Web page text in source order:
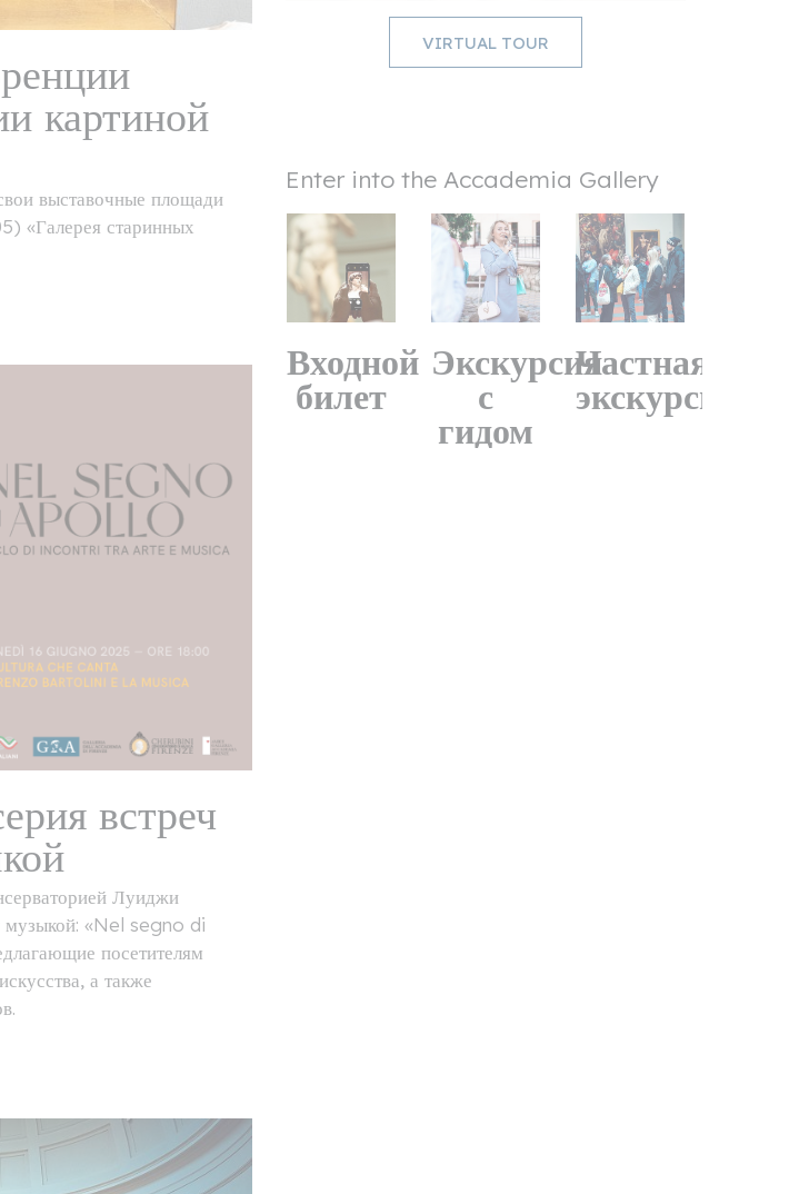
картиной
выставочные площади
«Галерея старинных
встреч
Луиджи
музыкой: «Nel segno di
посетителям
а также
VIRTUAL TOUR
Enter into the Accademia Gallery
Входной
билет
Экскурсия
с
гидом
Частная
экскурсия